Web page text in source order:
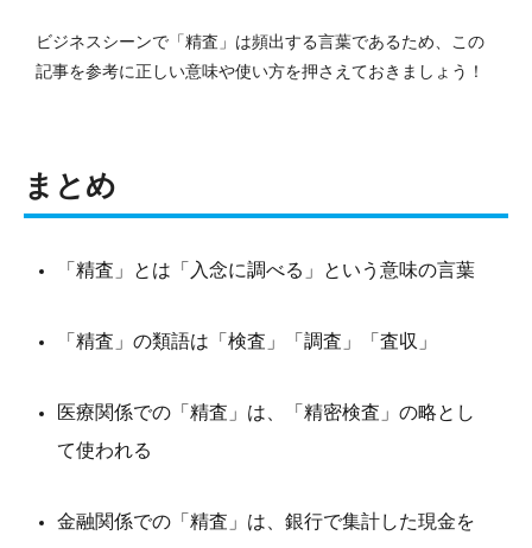
ビジネスシーンで「精査」は頻出する言葉であるため、この
記事を参考に正しい意味や使い方を押さえておきましょう！
まとめ
「精査」とは「入念に調べる」という意味の言葉
「精査」の類語は「検査」「調査」「査収」
医療関係での「精査」は、「精密検査」の略とし
て使われる
金融関係での「精査」は、銀行で集計した現金を